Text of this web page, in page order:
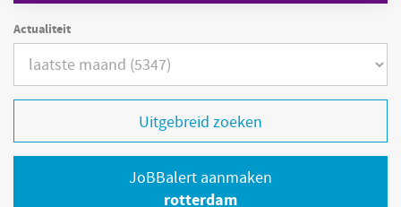
Actualiteit
Uitgebreid zoeken
JoBBalert aanmaken
rotterdam